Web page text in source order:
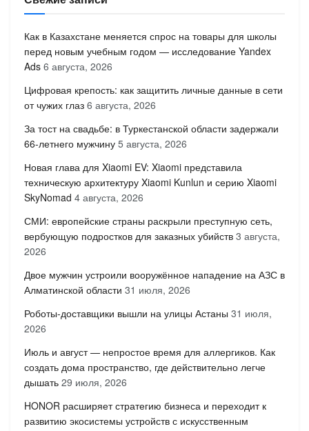
Как в Казахстане меняется спрос на товары для школы
перед новым учебным годом — исследование Yandex
Ads 6 августа, 2026
Цифровая крепость: как защитить личные данные в сети
от чужих глаз 6 августа, 2026
За тост на свадьбе: в Туркестанской области задержали
66-летнего мужчину 5 августа, 2026
Новая глава для Xiaomi EV: Xiaomi представила
техническую архитектуру Xiaomi Kunlun и серию Xiaomi
SkyNomad 4 августа, 2026
СМИ: европейские страны раскрыли преступную сеть,
вербующую подростков для заказных убийств 3 августа,
2026
Двое мужчин устроили вооружённое нападение на АЗС в
Алматинской области 31 июля, 2026
Роботы-доставщики вышли на улицы Астаны 31 июля,
2026
Июль и август — непростое время для аллергиков. Как
создать дома пространство, где действительно легче
дышать 29 июля, 2026
HONOR расширяет стратегию бизнеса и переходит к
развитию экосистемы устройств с искусственным